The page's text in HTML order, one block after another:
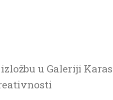
u Galeriji Karas